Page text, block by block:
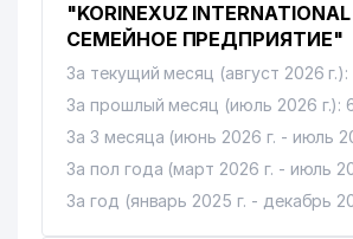
"KORINEXUZ INTERNATIONAL
СЕМЕЙНОЕ ПРЕДПРИЯТИЕ"
За текущий месяц (август 2026 г.):
За прошлый месяц (июль 2026 г.):
За 3 месяца (июнь 2026 г. - июль
За пол года (март 2026 г. - июль
За год (январь 2025 г. - декабрь